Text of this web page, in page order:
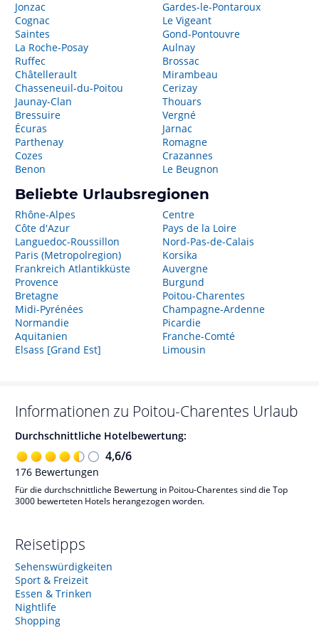
Jonzac
Cognac
Saintes
La Roche-Posay
Ruffec
Châtellerault
Chasseneuil-du-Poitou
Jaunay-Clan
Bressuire
Écuras
Parthenay
Cozes
Benon
Gardes-le-Pontaroux
Le Vigeant
Gond-Pontouvre
Aulnay
Brossac
Mirambeau
Cerizay
Thouars
Vergné
Jarnac
Romagne
Crazannes
Le Beugnon
Beliebte Urlaubsregionen
Rhône-Alpes
Côte d'Azur
Languedoc-Roussillon
Paris (Metropolregion)
Frankreich Atlantikküste
Provence
Bretagne
Midi-Pyrénées
Normandie
Aquitanien
Elsass [Grand Est]
Centre
Pays de la Loire
Nord-Pas-de-Calais
Korsika
Auvergne
Burgund
Poitou-Charentes
Champagne-Ardenne
Picardie
Franche-Comté
Limousin
Informationen zu Poitou-Charentes Urlaub
Durchschnittliche Hotelbewertung:
4,6/6
176 Bewertungen
Für die durchschnittliche Bewertung in Poitou-Charentes sind die Top
3000 bewerteten Hotels herangezogen worden.
Reisetipps
Sehenswürdigkeiten
Sport & Freizeit
Essen & Trinken
Nightlife
Shopping